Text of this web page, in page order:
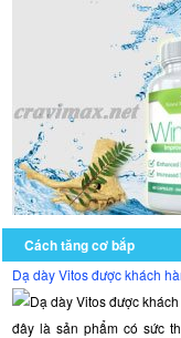
Cách tăng cơ bắp
Dạ dày Vitos được khách
đây là sản phẩm có sức